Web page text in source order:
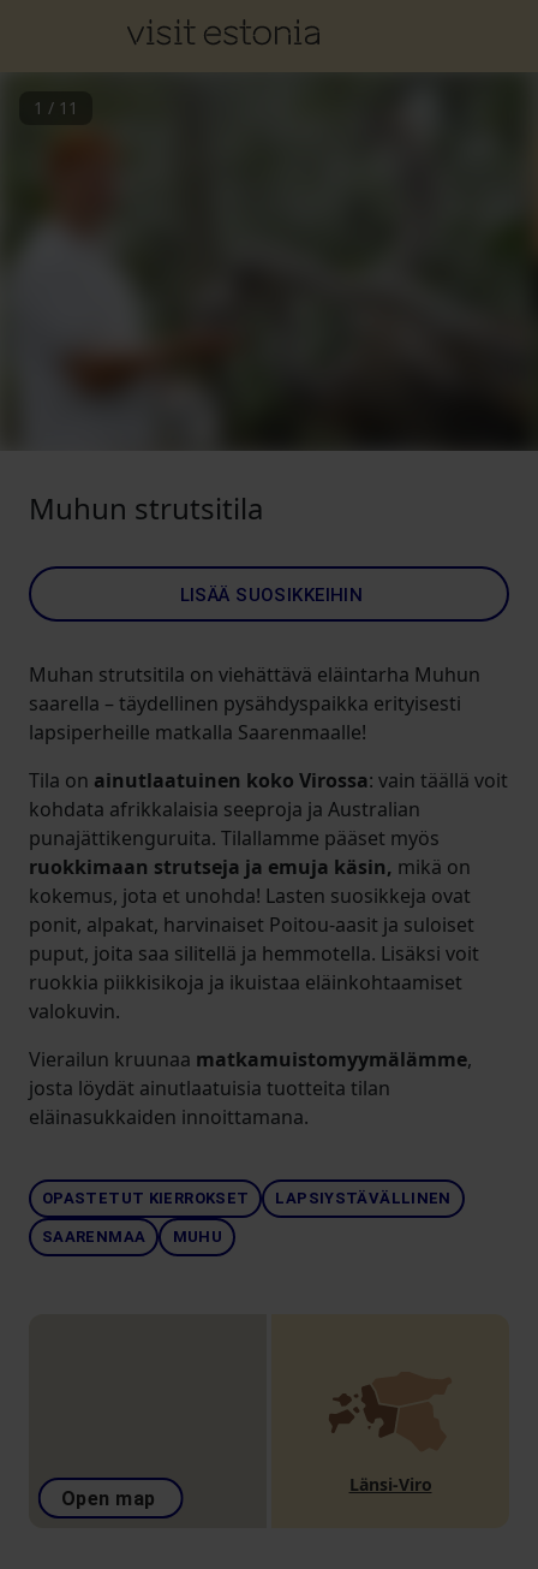
1 / 11
Muhun strutsitila
LISÄÄ SUOSIKKEIHIN
Muhan strutsitila on viehättävä eläintarha Muhun
saarella – täydellinen pysähdyspaikka erityisesti
lapsiperheille matkalla Saarenmaalle!
Tila on ainutlaatuinen koko Virossa: vain täällä voit
kohdata afrikkalaisia seeproja ja Australian
punajättikenguruita. Tilallamme pääset myös
ruokkimaan strutseja ja emuja käsin, mikä on
kokemus, jota et unohda! Lasten suosikkeja ovat
ponit, alpakat, harvinaiset Poitou-aasit ja suloiset
puput, joita saa silitellä ja hemmotella. Lisäksi voit
ruokkia piikkisikoja ja ikuistaa eläinkohtaamiset
valokuvin.
Vierailun kruunaa matkamuistomyymälämme,
josta löydät ainutlaatuisia tuotteita tilan
eläinasukkaiden innoittamana.
OPASTETUT KIERROKSET LAPSIYSTÄVÄLLINEN
SAARENMAA MUHU
Open map
Länsi-Viro